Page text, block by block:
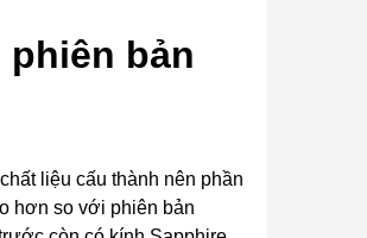
bản
liệu cấu thành nên phần
hơn so với phiên bản